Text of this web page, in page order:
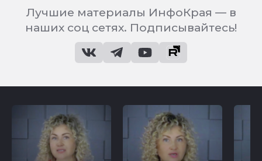
Лучшие материалы ИнфоКрая — в
наших соц сетях. Подписывайтесь!